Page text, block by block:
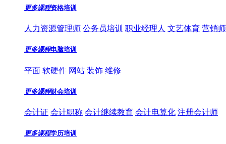
更多课程资格培训
人力资源管理师 公务员培训 职业经理人 文艺体育 营销
更多课程电脑培训
平面 软硬件 网站 装饰 维修
更多课程财会培训
会计证 会计职称 会计继续教育 会计电算化 注册会计师
更多课程学历培训